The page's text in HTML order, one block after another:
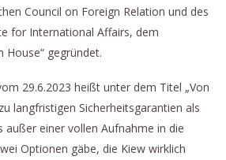
Council on Foreign Relation und des
for International Affairs, dem
House“ gegründet.
29.6.2023 heißt unter dem Titel „Von
langfristigen Sicherheitsgarantien als
außer einer vollen Aufnahme in die
Optionen gäbe, die Kiew wirklich